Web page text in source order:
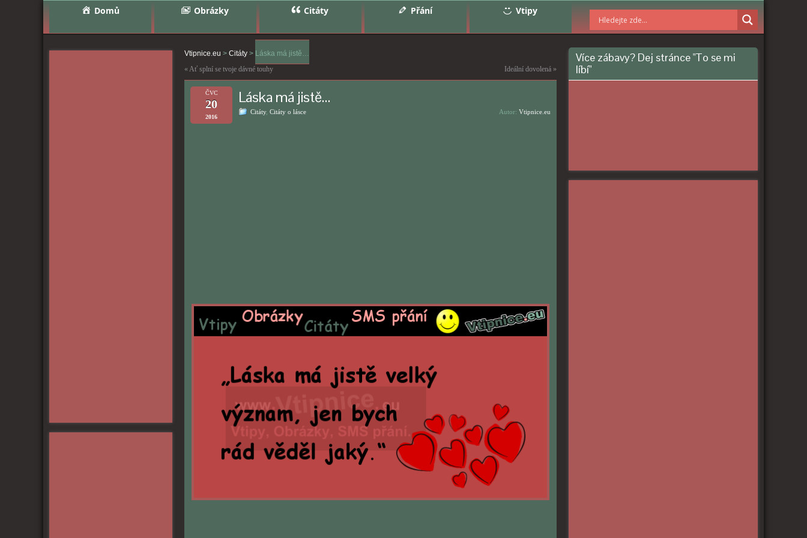
Domů Obrázky Citáty Přání Vtipy
Vtipnice.eu > Citáty > Láska má jistě…
«Ať splní se tvoje dávné touhy Ideální dovolená »
ČVC
20
2016
Láska má jistě…
Citáty, Citáty o lásce Autor: Vtipnice.eu
Více zábavy? Dej stránce "To se mi
líbí"